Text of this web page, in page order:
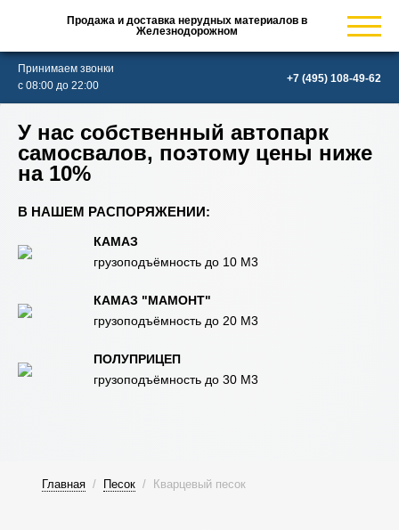
Продажа и доставка нерудных материалов в
Железнодорожном
Принимаем звонки
с 08:00 до 22:00
В НАШЕМ РАСПОРЯЖЕНИИ:
КАМАЗ
грузоподъёмность до 10 М3
КАМАЗ "МАМОНТ"
грузоподъёмность до 20 М3
ПОЛУПРИЦЕП
грузоподъёмность до 30 М3
У нас собственный автопарк
самосвалов, поэтому цены ниже
на 10%
Главная / Песок / Кварцевый песок